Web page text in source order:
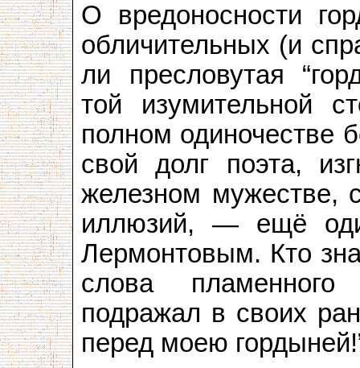
О вредоносности
обличительных (и
ли пресловутая
той изумительной
полном одиночестве
свой долг поэта,
железном мужестве,
иллюзий, — ещё
Лермонтовым. Кто
слова
подражал в своих
перед моею